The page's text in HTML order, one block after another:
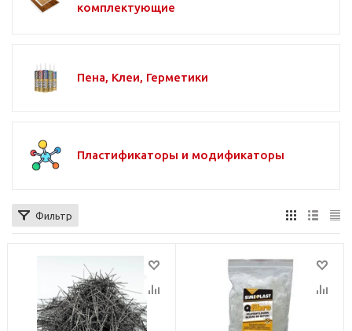
комплектующие
Пена, Клеи, Герметики
Пластификаторы и модификаторы
Фильтр